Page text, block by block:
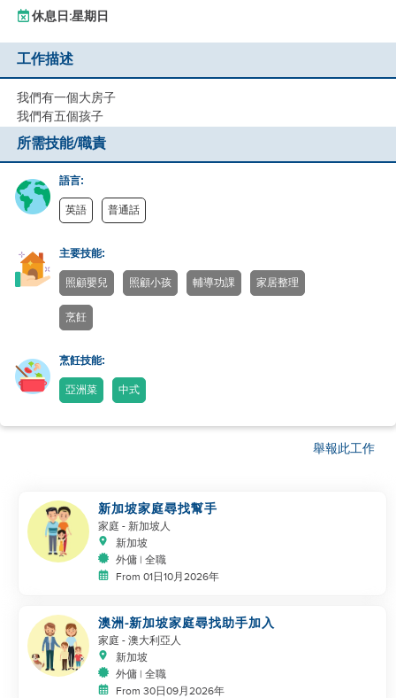
休息日:星期日
工作描述
我們有一個大房子
我們有五個孩子
所需技能/職責
語言:
英語 普通話
主要技能:
照顧嬰兒 照顧小孩 輔導功課 家居整理
烹飪
烹飪技能:
亞洲菜 中式
舉報此工作
新加坡家庭尋找幫手
家庭 - 新加坡人
新加坡
外傭 | 全職
From 01日10月2026年
澳洲-新加坡家庭尋找助手加入
家庭 - 澳大利亞人
新加坡
外傭 | 全職
From 30日09月2026年